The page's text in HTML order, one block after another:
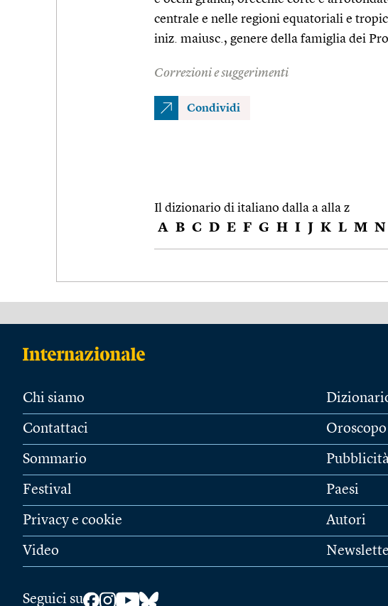
centrale e nelle regioni equatoriali e
iniz. maiusc., genere della famiglia dei
Correzioni e suggerimenti
Condividi
Il dizionario di italiano dalla a alla z
A B C D E F G H I J K L M N
Chi siamo
Contattaci
Sommario
Festival
Privacy e cookie
Video
Oroscopo
Paesi
Autori
Seguici su